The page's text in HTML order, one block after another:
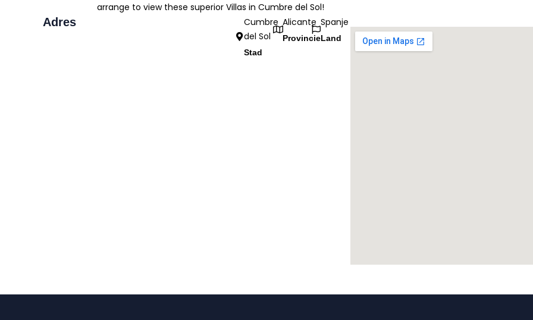
arrange to view these superior Villas in Cumbre del Sol!
Adres
Cumbre
del Sol
Stad
Alicante
Provincie
Spanje
Land